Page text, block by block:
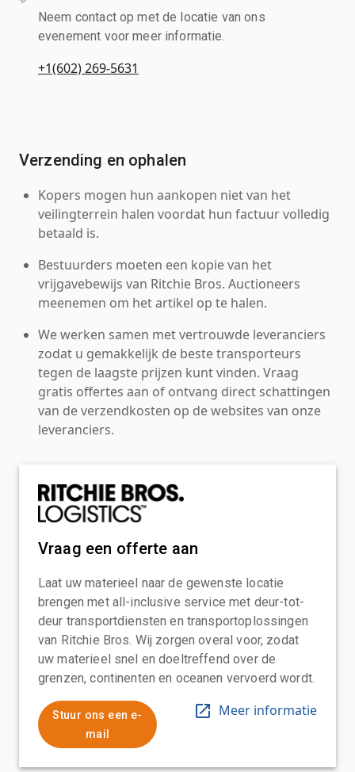
Neem contact op met de locatie van ons
evenement voor meer informatie.
+1(602) 269-5631
Verzending en ophalen
Kopers mogen hun aankopen niet van het
veilingterrein halen voordat hun factuur volledig
betaald is.
Bestuurders moeten een kopie van het
vrijgavebewijs van Ritchie Bros. Auctioneers
meenemen om het artikel op te halen.
We werken samen met vertrouwde leveranciers
zodat u gemakkelijk de beste transporteurs
tegen de laagste prijzen kunt vinden. Vraag
gratis offertes aan of ontvang direct schattingen
van de verzendkosten op de websites van onze
leveranciers.
Vraag een offerte aan
Laat uw materieel naar de gewenste locatie
brengen met all-inclusive service met deur-tot-
deur transportdiensten en transportoplossingen
van Ritchie Bros. Wij zorgen overal voor, zodat
uw materieel snel en doeltreffend over de
grenzen, continenten en oceanen vervoerd wordt.
Stuur ons een e-
mail
Meer informatie